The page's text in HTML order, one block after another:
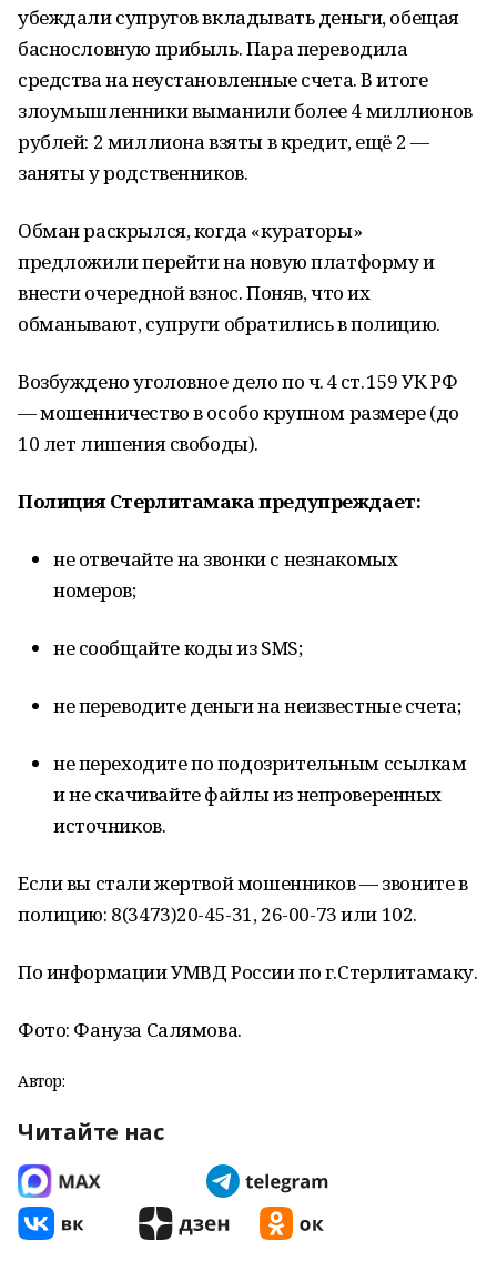
убеждали супругов вкладывать деньги, обещая
баснословную прибыль. Пара переводила
средства на неустановленные счета. В итоге
злоумышленники выманили более 4 миллионов
рублей: 2 миллиона взяты в кредит, ещё 2 —
заняты у родственников.
Обман раскрылся, когда «кураторы»
предложили перейти на новую платформу и
внести очередной взнос. Поняв, что их
обманывают, супруги обратились в полицию.
Возбуждено уголовное дело по ч. 4 ст. 159 УК РФ
— мошенничество в особо крупном размере (до
10 лет лишения свободы).
Полиция Стерлитамака предупреждает:
не отвечайте на звонки с незнакомых
номеров;
не сообщайте коды из SMS;
не переводите деньги на неизвестные счета;
не переходите по подозрительным ссылкам
и не скачивайте файлы из непроверенных
источников.
Если вы стали жертвой мошенников — звоните в
полицию: 8(3473)20-45-31, 26-00-73 или 102.
По информации УМВД России по г.Стерлитамаку.
Фото: Фануза Салямова.
Автор:
Читайте нас